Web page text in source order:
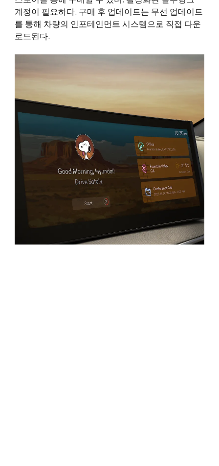
계정이 필요하다. 구매 후 업데이트는 무선 업데이트
를 통해 차량의 인포테인먼트 시스템으로 직접 다운
로드된다.